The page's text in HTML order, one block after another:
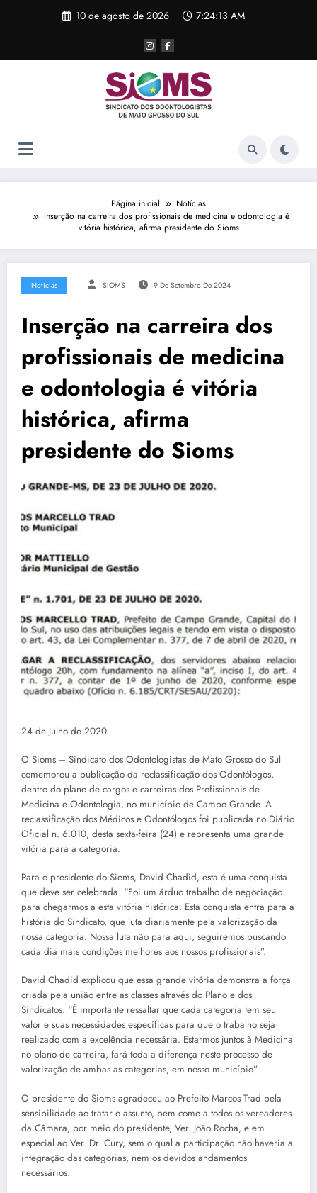
10 de agosto de 2026 7:24:13 AM
Página inicial
Notícias
Inserção na carreira dos profissionais de medicina e odontologia é
vitória histórica, afirma presidente do Sioms
Notícias SIOMS 9 De Setembro De 2024
Inserção na carreira dos
profissionais de medicina
e odontologia é vitória
histórica, afirma
presidente do Sioms
24 de Julho de 2020
O Sioms – Sindicato dos Odontologistas de Mato Grosso do Sul
comemorou a publicação da reclassificação dos Odontólogos,
dentro do plano de cargos e carreiras dos Profissionais de
Medicina e Odontologia, no município de Campo Grande. A
reclassificação dos Médicos e Odontólogos foi publicada no Diário
Oficial n. 6.010, desta sexta-feira (24) e representa uma grande
vitória para a categoria.
Para o presidente do Sioms, David Chadid, esta é uma conquista
que deve ser celebrada. “Foi um árduo trabalho de negociação
para chegarmos a esta vitória histórica. Esta conquista entra para a
história do Sindicato, que luta diariamente pela valorização da
nossa categoria. Nossa luta não para aqui, seguiremos buscando
cada dia mais condições melhores aos nossos profissionais”.
David Chadid explicou que essa grande vitória demonstra a força
criada pela união entre as classes através do Plano e dos
Sindicatos. “É importante ressaltar que cada categoria tem seu
valor e suas necessidades específicas para que o trabalho seja
realizado com a excelência necessária. Estarmos juntos à Medicina
no plano de carreira, fará toda a diferença neste processo de
valorização de ambas as categorias, em nosso município”.
O presidente do Sioms agradeceu ao Prefeito Marcos Trad pela
sensibilidade ao tratar o assunto, bem como a todos os vereadores
da Câmara, por meio do presidente, Ver. João Rocha, e em
especial ao Ver. Dr. Cury, sem o qual a participação não haveria a
integração das categorias, nem os devidos andamentos
necessários.